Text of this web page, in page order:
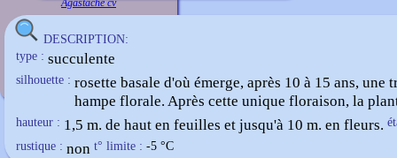
Agastache cv
DESCRIPTION:
type : succulente
silhouette : rosette basale d'où émerge, après 10 à 15 ans, une
hampe florale. Après cette unique floraison, la
hauteur : 1,5 m. de haut en feuilles et jusqu'à 10 m. en fleurs.
rustique : non t° limite : -5 °C